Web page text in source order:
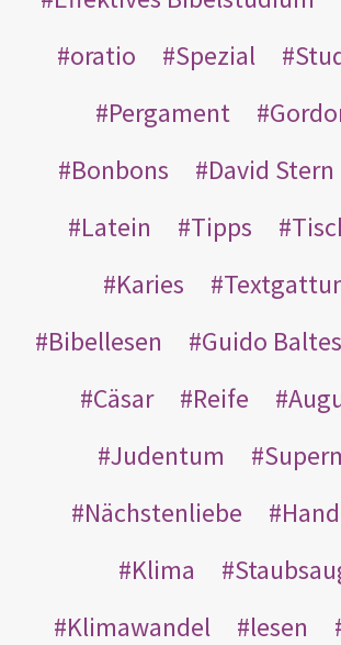
oratio
Spezial
Pergament
Bonbons
David Stern
Latein
Tipps
Karies
Bibellesen
Guido Baltes
Cäsar
Reife
Judentum
Nächstenliebe
Klima
Klimawandel
lesen